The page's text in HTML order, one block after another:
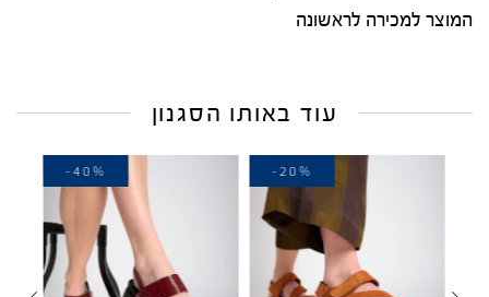
המוצר למכירה לראשונה
עוד באותו הסגנון
-20%
-40%